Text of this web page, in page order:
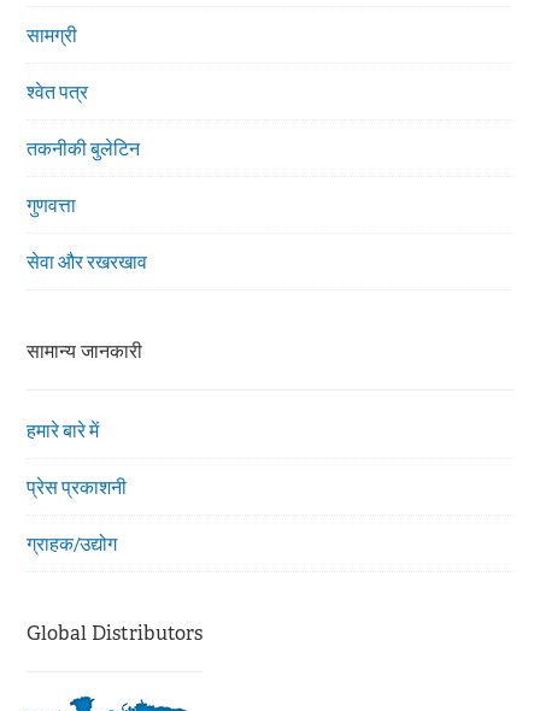
सामग्री
श्वेत पत्र
तकनीकी बुलेटिन
गुणवत्ता
सेवा और रखरखाव
सामान्य जानकारी
हमारे बारे में
प्रेस प्रकाशनी
ग्राहक/उद्योग
Global Distributors